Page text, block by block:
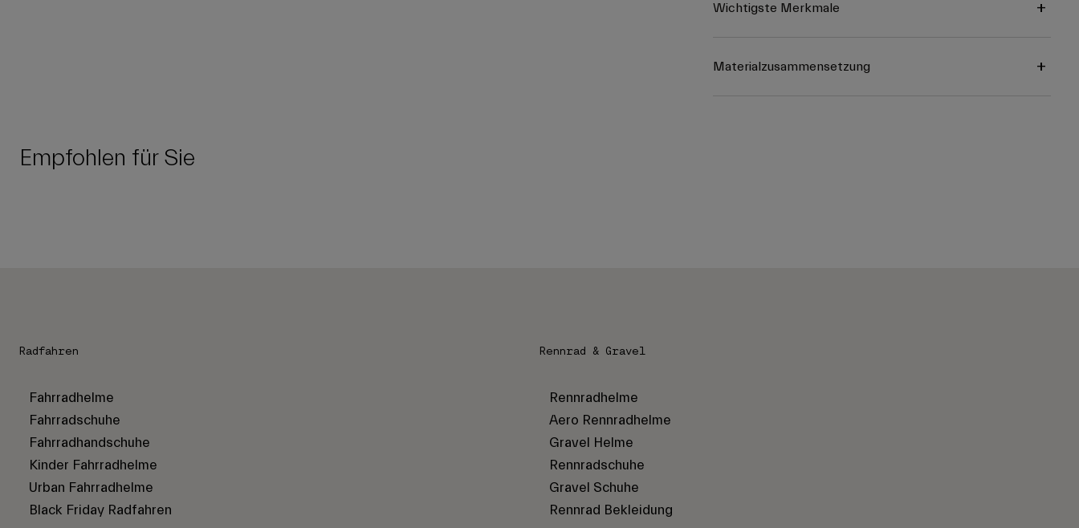
Wichtigste Merkmale
Materialzusammensetzung
Empfohlen für Sie
Radfahren
Fahrradhelme
Fahrradschuhe
Fahrradhandschuhe
Kinder Fahrradhelme
Urban Fahrradhelme
Black Friday Radfahren
Rennrad & Gravel
Rennradhelme
Aero Rennradhelme
Gravel Helme
Rennradschuhe
Gravel Schuhe
Rennrad Bekleidung